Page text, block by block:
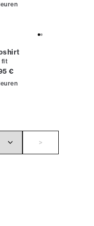
fit
prijs
€